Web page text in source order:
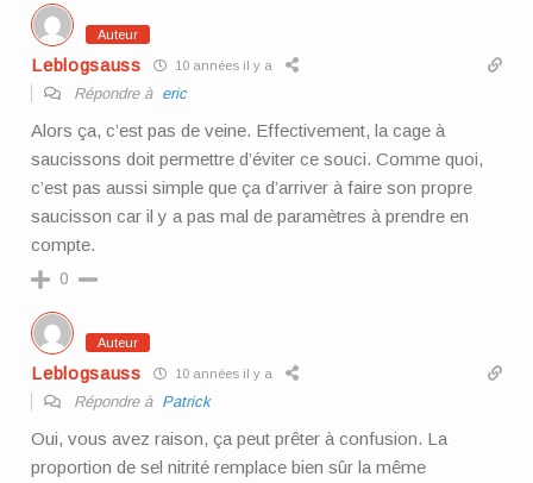
Auteur
Leblogsauss 10 années il y a
Répondre à eric
Alors ça, c’est pas de veine. Effectivement, la cage à
saucissons doit permettre d’éviter ce souci. Comme quoi,
c’est pas aussi simple que ça d’arriver à faire son propre
saucisson car il y a pas mal de paramètres à prendre en
compte.
0
Auteur
Leblogsauss 10 années il y a
Répondre à Patrick
Oui, vous avez raison, ça peut prêter à confusion. La
proportion de sel nitrité remplace bien sûr la même